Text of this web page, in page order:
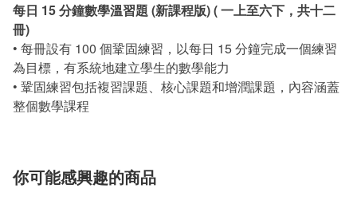
每日 15 分鐘數學溫習題 (新課程版) ( 一上至六下，共十二
冊)
• 每冊設有 100 個鞏固練習，以每日 15 分鐘完成一個練習
為目標，有系統地建立學生的數學能力
• 鞏固練習包括複習課題、核心課題和增潤課題，內容涵蓋
整個數學課程
你可能感興趣的商品